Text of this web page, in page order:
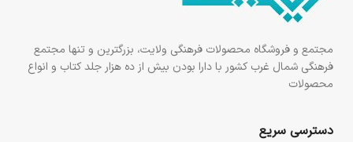
مجتمع و فروشگاه محصولات فرهنگی ولایت، بزرگترین و تنها مجتمع
فرهنگی شمال غرب کشور با دارا بودن بیش از ده هزار جلد کتاب و انواع
محصولات
دسترسی سریع